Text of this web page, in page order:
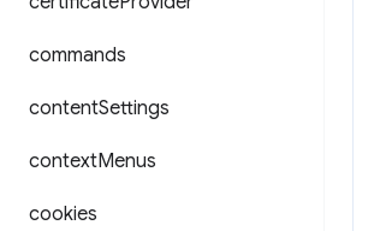
commands
contentSettings
contextMenus
cookies